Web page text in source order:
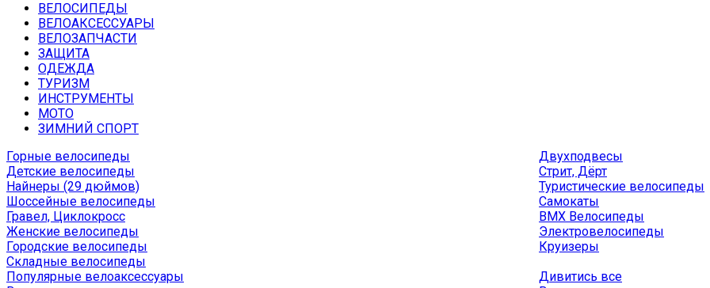
ВЕЛОСИПЕДЫ
ВЕЛОАКСЕССУАРЫ
ВЕЛОЗАПЧАСТИ
ЗАЩИТА
ОДЕЖДА
ТУРИЗМ
ИНСТРУМЕНТЫ
МОТО
ЗИМНИЙ СПОРТ
Горные велосипеды
Детские велосипеды
Найнеры (29 дюймов)
Шоссейные велосипеды
Гравел, Циклокросс
Женские велосипеды
Городcкие велосипеды
Складные велосипеды
Двухподвесы
Стрит, Дёрт
Туристические велосипеды
Самокаты
BMX Велосипеды
Электровелосипеды
Круизеры
Популярные велоаксессуары
Дивитись все